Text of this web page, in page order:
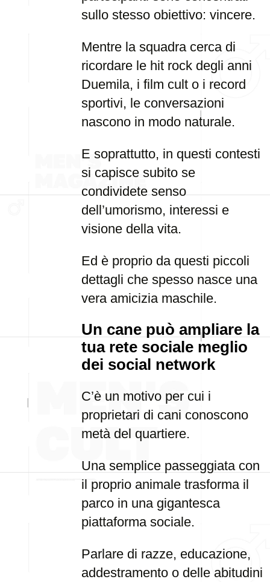
sullo stesso obiettivo: vincere.
Mentre la squadra cerca di
ricordare le hit rock degli anni
Duemila, i film cult o i record
sportivi, le conversazioni
nascono in modo naturale.
E soprattutto, in questi contesti
si capisce subito se
condividete senso
dell’umorismo, interessi e
visione della vita.
Ed è proprio da questi piccoli
dettagli che spesso nasce una
vera amicizia maschile.
Un cane può ampliare la
tua rete sociale meglio
dei social network
C’è un motivo per cui i
proprietari di cani conoscono
metà del quartiere.
Una semplice passeggiata con
il proprio animale trasforma il
parco in una gigantesca
piattaforma sociale.
Parlare di razze, educazione,
addestramento o delle abitudini